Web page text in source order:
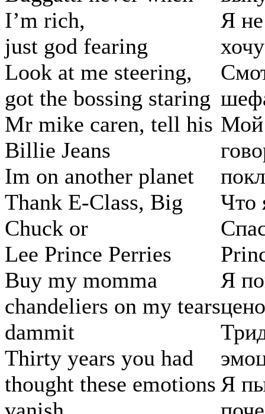
I’m rich,
just god fearing
Look at me steering,
got the bossing staring
Mr mike caren, tell his
Billie Jeans
Im on another planet
Thank E-Class, Big
Chuck or
Lee Prince Perries
Buy my momma
chandeliers on my tears
dammit
Thirty years you had
thought these emotions
Я
Мой
Что
Я
Я